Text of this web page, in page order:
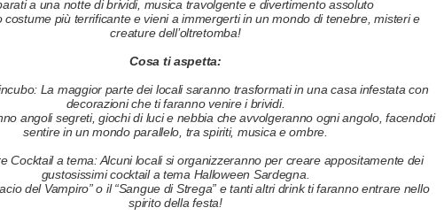
a una notte di brividi, musica travolgente e divertimento assoluto
costume più terrificante e vieni a immergerti in un mondo di tenebre, misteri e
creature dell’oltretomba!
Cosa ti aspetta:
La maggior parte dei locali saranno trasformati in una casa infestata con
decorazioni che ti faranno venire i brividi.
angoli segreti, giochi di luci e nebbia che avvolgeranno ogni angolo, facendoti
sentire in un mondo parallelo, tra spiriti, musica e ombre.
Cocktail a tema: Alcuni locali si organizzeranno per creare appositamente dei
gustosissimi cocktail a tema Halloween Sardegna.
del Vampiro” o il “Sangue di Strega” e tanti altri drink ti faranno entrare nello
spirito della festa!